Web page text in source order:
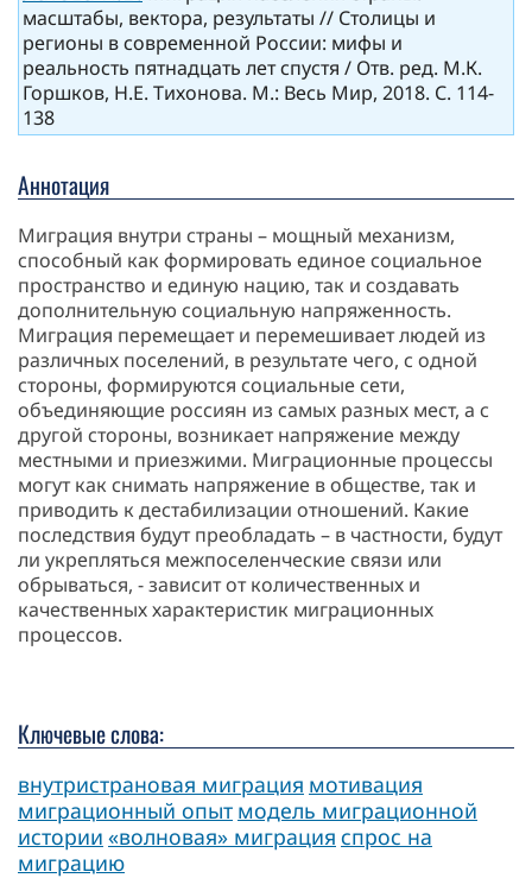
масштабы, вектора, результаты // Столицы и
регионы в современной России: мифы и
реальность пятнадцать лет спустя / Отв. ред. М.К.
Горшков, Н.Е. Тихонова. М.: Весь Мир, 2018. С. 114-
138
Аннотация
Миграция внутри страны – мощный механизм,
способный как формировать единое социальное
пространство и единую нацию, так и создавать
дополнительную социальную напряженность.
Миграция перемещает и перемешивает людей из
различных поселений, в результате чего, с одной
стороны, формируются социальные сети,
объединяющие россиян из самых разных мест, а с
другой стороны, возникает напряжение между
местными и приезжими. Миграционные процессы
могут как снимать напряжение в обществе, так и
приводить к дестабилизации отношений. Какие
последствия будут преобладать – в частности, будут
ли укрепляться межпоселенческие связи или
обрываться, - зависит от количественных и
качественных характеристик миграционных
процессов.
Ключевые слова:
внутристрановая миграция мотивация
миграционный опыт модель миграционной
истории «волновая» миграция спрос на
миграцию